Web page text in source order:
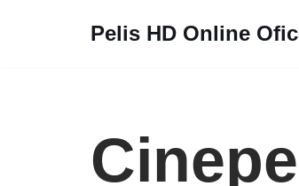
Pelis HD Online